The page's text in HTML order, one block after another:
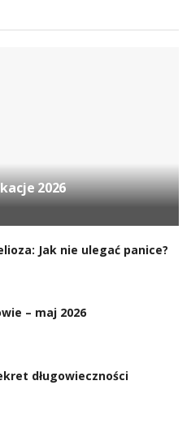
2026
Jak nie ulegać panice?
­– maj 2026
długowieczności